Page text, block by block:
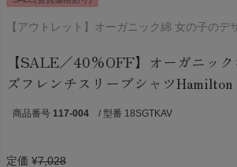
【アウトレット】オーガニック綿 女の子のデ
【SALE／40%OFF】オーガニッ
ズフレンチスリーブシャツHamilton
商品番号 117-004 / 型番 18SGTKAV
定価 ¥7,028